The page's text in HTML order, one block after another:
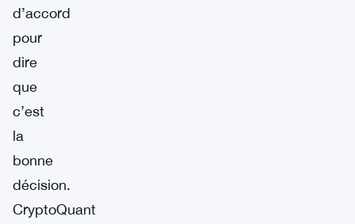
d’accord
pour
dire
que
c’est
la
bonne
décision.
CryptoQuant